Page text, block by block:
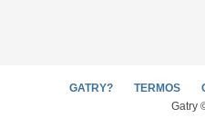
GATRY? TERMOS
Gatry